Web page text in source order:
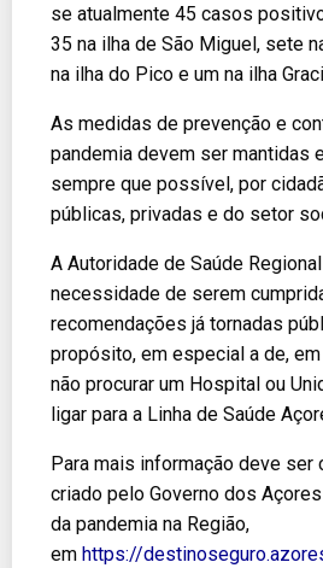
se atualmente 45 casos
35 na ilha de São Miguel, sete
na ilha do Pico e um na ilha
As medidas de prevenção e
pandemia devem ser mantidas
sempre que possível, por
públicas, privadas e do setor
A Autoridade de Saúde
necessidade de serem
recomendações já tornadas
propósito, em especial a de,
não procurar um Hospital ou
ligar para a Linha de Saúde
Para mais informação deve ser
criado pelo Governo dos
da pandemia na Região,
em https://